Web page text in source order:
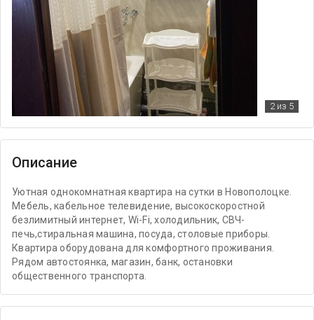
2из 5
Описание
Уютная однокомнатная квартира на сутки в Новополоцке.
Мебель, кабельное телевидение, высокоскоростной
безлимитный интернет, Wi-Fi, холодильник, СВЧ-
печь,стиральная машина, посуда, столовые приборы.
Квартира оборудована для комфортного проживания.
Рядом автостоянка, магазин, банк, остановки
общественного транспорта.